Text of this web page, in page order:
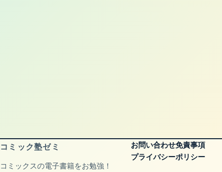
コミック塾ゼミ
コミックスの電子書籍をお勉強！
お問い合わせ免責事項
プライバシーポリシー